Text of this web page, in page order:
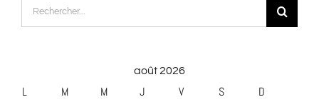
Rechercher:
août 2026
L M M J V S D